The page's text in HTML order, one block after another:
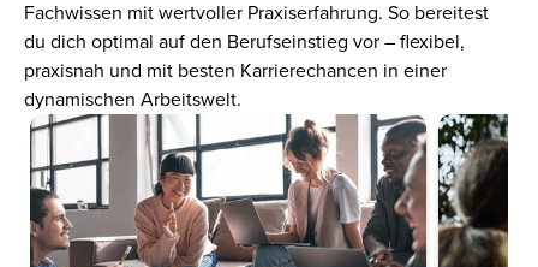
Fachwissen mit wertvoller Praxiserfahrung. So bereitest
du dich optimal auf den Berufseinstieg vor – flexibel,
praxisnah und mit besten Karrierechancen in einer
dynamischen Arbeitswelt.